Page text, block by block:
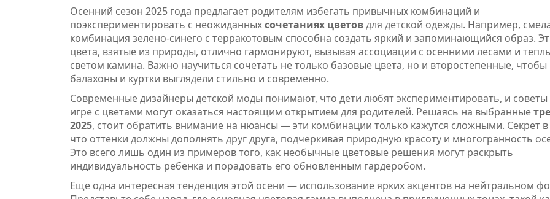
Осенний сезон 2025 года предлагает родителям избегать привычных комбинаций и
поэкспериментировать с неожиданныхсочетаниях цветовдля детской одежды. Например,
комбинация зелено-синего с терракотовым способна создать яркий и запоминающийся образ.
цвета, взятые из природы, отлично гармонируют, вызывая ассоциации с осенними лесами и
светом камина. Важно научиться сочетать не только базовые цвета, но и второстепенные, чтобы
балахоны и куртки выглядели стильно и современно.
Современные дизайнеры детской моды понимают, что дети любят экспериментировать, и
игре с цветами могут оказаться настоящим открытием для родителей. Решаясь на выбранные
2025, стоит обратить внимание на нюансы — эти комбинации только кажутся сложными. Секрет
что оттенки должны дополнять друг друга, подчеркивая природную красоту и многогранность
Это всего лишь один из примеров того, как необычные цветовые решения могут раскрыть
индивидуальность ребенка и порадовать его обновленным гардеробом.
Еще одна интересная тенденция этой осени — использование ярких акцентов на нейтральном